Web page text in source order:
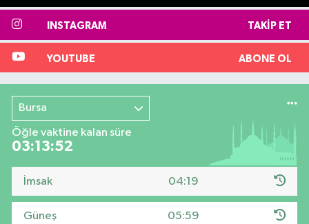
INSTAGRAM TAKIP ET
YOUTUBE ABONE OL
Bursa
Öğle vaktine kalan süre
03:13:51
İmsak 04:19
Güneş 05:59